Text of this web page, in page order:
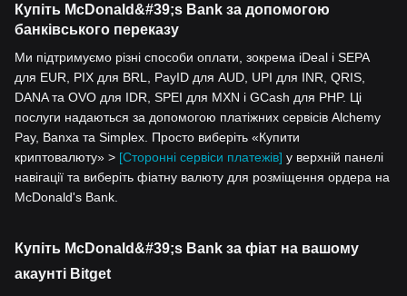
Купіть McDonald&#39;s Bank за допомогою
банківського переказу
Ми підтримуємо різні способи оплати, зокрема iDeal і SEPA
для EUR, PIX для BRL, PayID для AUD, UPI для INR, QRIS,
DANA та OVO для IDR, SPEI для MXN і GCash для PHP. Ці
послуги надаються за допомогою платіжних сервісів Alchemy
Pay, Banxa та Simplex. Просто виберіть «Купити
криптовалюту» > [Сторонні сервіси платежів] у верхній панелі
навігації та виберіть фіатну валюту для розміщення ордера на
McDonald's Bank.
Купіть McDonald&#39;s Bank за фіат на вашому
акаунті Bitget